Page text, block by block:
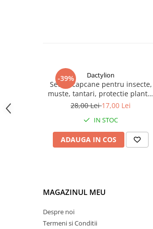
-39% Dactylion
Set 20 capcane pentru insecte,
muste, tantari, protectie plante,
autoadezive, fata-verso, 10 x 15
28,00 Lei17,00 Lei
IN STOC
ADAUGA IN COS
MAGAZINUL MEU
Despre noi
Termeni si Conditii